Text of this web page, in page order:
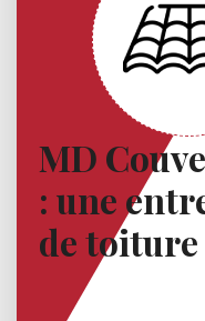
MD
: une
de toiture